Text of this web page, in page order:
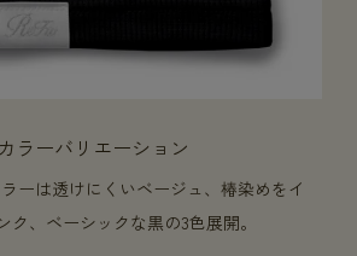
ラーバリエーション
ーは透けにくいベージュ、椿染めをイ
ク、ベーシックな黒の3色展開。